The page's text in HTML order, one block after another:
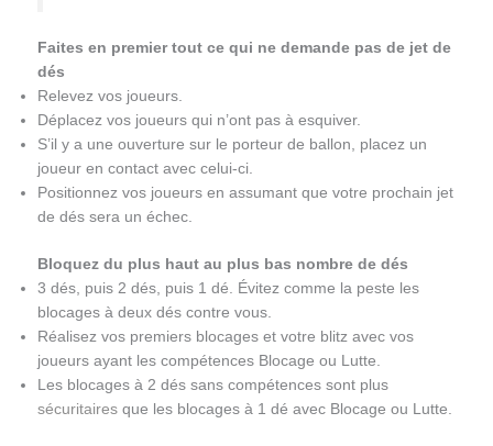
Faites en premier tout ce qui ne demande pas de jet de
dés
Relevez vos joueurs.
Déplacez vos joueurs qui n’ont pas à esquiver.
S’il y a une ouverture sur le porteur de ballon, placez un
joueur en contact avec celui-ci.
Positionnez vos joueurs en assumant que votre prochain jet
de dés sera un échec.
Bloquez du plus haut au plus bas nombre de dés
3 dés, puis 2 dés, puis 1 dé. Évitez comme la peste les
blocages à deux dés contre vous.
Réalisez vos premiers blocages et votre blitz avec vos
joueurs ayant les compétences Blocage ou Lutte.
Les blocages à 2 dés sans compétences sont plus
sécuritairesque les blocages à 1 dé avec Blocage ou Lutte.